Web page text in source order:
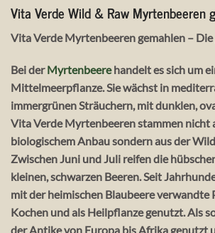
Vita Verde Wild & Raw Myrtenbeeren
Vita Verde Myrtenbeeren gemahlen – Die
Bei derMyrtenbeerehandelt es sich um
Mittelmeerpflanze. Sie wächst in
immergrünen Sträuchern, mit dunklen,
Vita Verde Myrtenbeeren stammen
biologischem Anbau sondern aus der
Zwischen Juni und Juli reifen die
kleinen, schwarzen Beeren. Seit
mit der heimischen Blaubeere verwandte
Kochen und als Heilpflanze genutzt. Als
der Antike von Europa bis Afrika genutzt